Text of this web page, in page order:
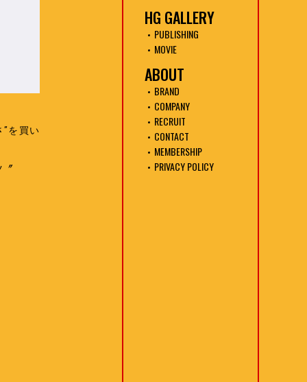
HG GALLERY
PUBLISHING
MOVIE
ABOUT
BRAND
COMPANY
RECRUIT
CONTACT
MEMBERSHIP
PRIVACY POLICY
”を買い
〞